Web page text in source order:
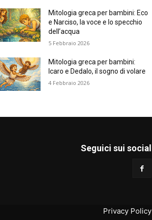
Mitologia greca per bambini: Eco
e Narciso, la voce e lo specchio
dell’acqua
5 Febbraio 2026
Mitologia greca per bambini:
Icaro e Dedalo, il sogno di volare
4 Febbraio 2026
Seguici sui social
Privacy Policy